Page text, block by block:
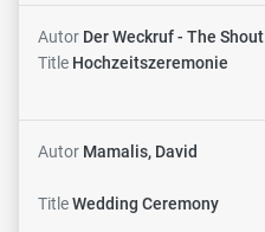
Autor Der Weckruf - The Shout
Title Hochzeitszeremonie
Autor Mamalis, David
TitleWedding Ceremony